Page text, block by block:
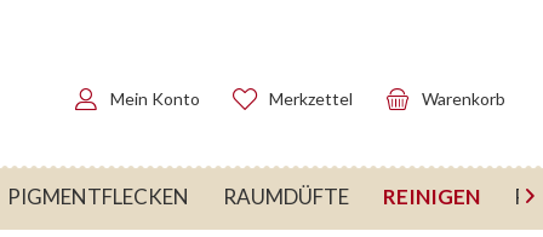
Warenkorb
Merkzettel
Mein Konto
PIGMENTFLECKEN RAUMDÜFTE REINIGEN 